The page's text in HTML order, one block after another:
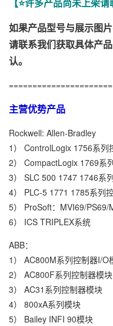
如果产品型号与展示图
请联系我们获取具体产
认。
主营优势产品
Rockwell: Allen-Bradley
1） ControlLogix 1756系列
2） CompactLogix 1769系
3） SLC 500 1747 1746系
4） PLC-5 1771 1785系列控
5） ProSoft：MVI69/PS69/
6） ICS TRIPLEX系统
ABB：
1） AC800M系列控制器I/O
2） AC800F系列控制器模块
3） AC31系列控制器模块
4） 800xA系列模块
5） Bailey INFI 90模块